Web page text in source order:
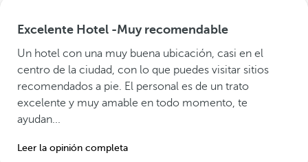
Excelente Hotel -Muy recomendable
Un hotel con una muy buena ubicación, casi en el
centro de la ciudad, con lo que puedes visitar sitios
recomendados a pie. El personal es de un trato
excelente y muy amable en todo momento, te
ayudan...
Leer la opinión completa